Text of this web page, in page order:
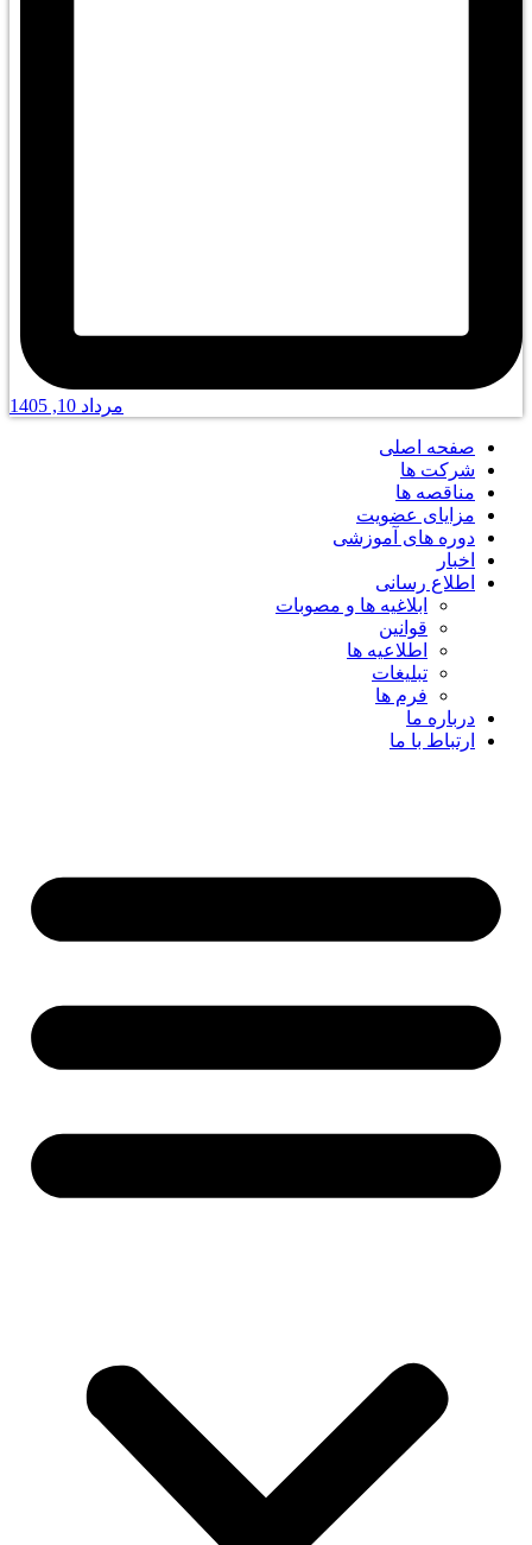
مرداد 10, 1405
صفحه اصلی
شرکت ها
مناقصه ها
مزایای عضویت
دوره های آموزشی
اخبار
اطلاع رسانی
ابلاغیه ها و مصوبات
قوانین
اطلاعیه ها
تبلیغات
فرم ها
درباره ما
ارتباط با ما